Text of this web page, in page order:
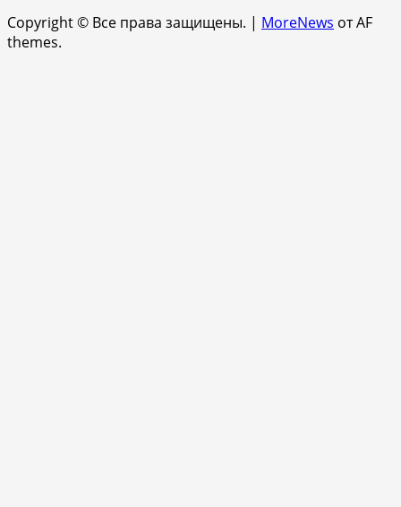
Copyright © Все права защищены. | MoreNews от AF
themes.